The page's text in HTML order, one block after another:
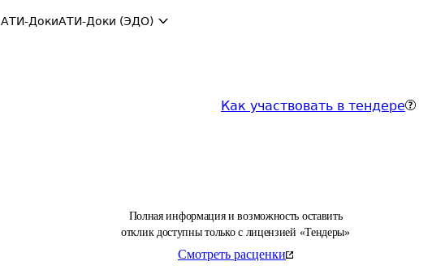
АТИ-ДокиАТИ-Доки (ЭДО)
Как участвовать в тендере
Полная информация и возможность оставить
отклик доступны только с лицензией «Тендеры»
Смотреть расценки